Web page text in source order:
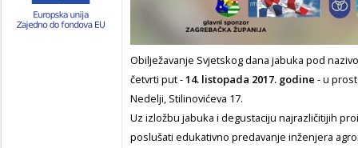
Obilježavanje Svjetskog dana jabuka pod
četvrti put -14. listopada 2017. godine - u
Nedelji, Stilinovićeva 17.
Uz izložbu jabuka i degustaciju najrazličitijih
poslušati edukativno predavanje inženjera